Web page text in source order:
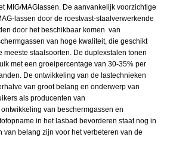
MIG/MAGlassen. De aanvankelijk voorzichtige
lassen door de roestvast-staalverwerkende
door het beschikbaar komen van
van hoge kwaliteit, die geschikt
meeste staalsoorten. De duplexstalen tonen
met een groeipercentage van 30-35% per
De ontwikkeling van de lastechnieken
van groot belang en onderwerp van
als producenten van
van beschermgassen en
in het lasbad bevorderen staat nog in
van belang zijn voor het verbeteren van de